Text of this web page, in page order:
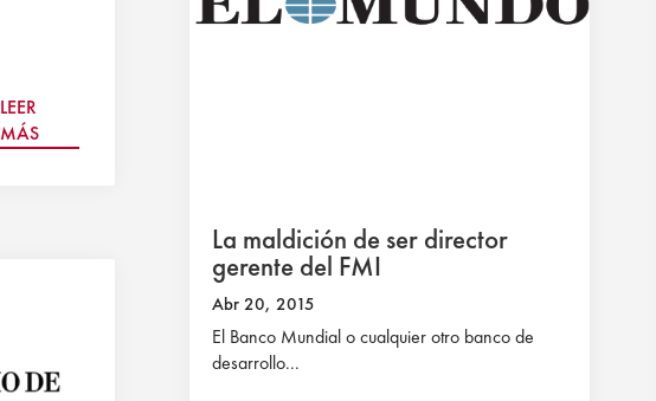
LEER
MÁS
La maldición de ser director
gerente del FMI
Abr 20, 2015
El Banco Mundial o cualquier otro banco de
desarrollo...